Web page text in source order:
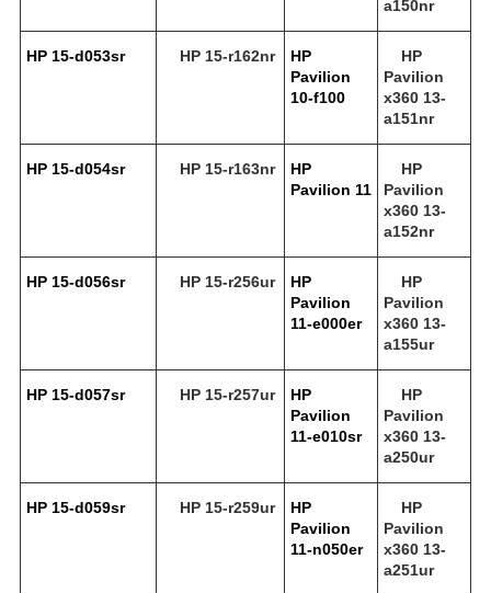
a150nr
HP 15-d053sr HP 15-r162nr
HP
Pavilion
10-f100
HP
Pavilion
x360 13-
a151nr
HP 15-d054sr HP 15-r163nr
HP
Pavilion 11
HP
Pavilion
x360 13-
a152nr
HP 15-d056sr HP 15-r256ur
HP
Pavilion
11-e000er
HP
Pavilion
x360 13-
a155ur
HP 15-d057sr HP 15-r257ur
HP
Pavilion
11-e010sr
HP
Pavilion
x360 13-
a250ur
HP 15-d059sr HP 15-r259ur
HP
Pavilion
11-n050er
HP
Pavilion
x360 13-
a251ur